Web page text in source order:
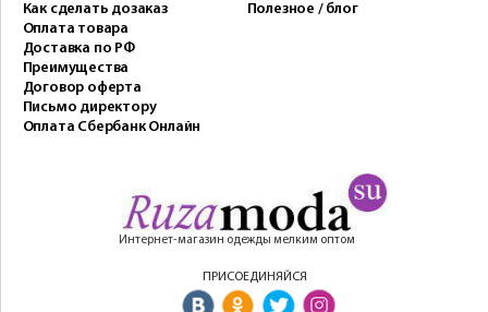
Как сделать дозаказ
Оплата товара
Доставка по РФ
Преимущества
Договор оферта
Письмо директору
Оплата Сбербанк Онлайн
Полезное / блог
Интернет-магазин одежды мелким оптом
ПРИСОЕДИНЯЙСЯ